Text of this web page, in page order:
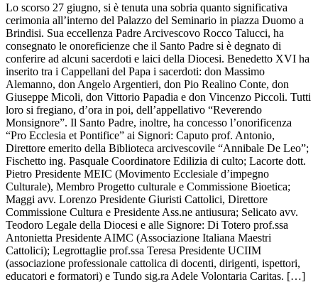
Lo scorso 27 giugno, si è tenuta una sobria quanto significativa
cerimonia all’interno del Palazzo del Seminario in piazza Duomo a
Brindisi. Sua eccellenza Padre Arcivescovo Rocco Talucci, ha
consegnato le onoreficienze che il Santo Padre si è degnato di
conferire ad alcuni sacerdoti e laici della Diocesi. Benedetto XVI ha
inserito tra i Cappellani del Papa i sacerdoti: don Massimo
Alemanno, don Angelo Argentieri, don Pio Realino Conte, don
Giuseppe Micoli, don Vittorio Papadia e don Vincenzo Piccoli. Tutti
loro si fregiano, d’ora in poi, dell’appellativo “Reverendo
Monsignore”. Il Santo Padre, inoltre, ha concesso l’onorificenza
“Pro Ecclesia et Pontifice” ai Signori: Caputo prof. Antonio,
Direttore emerito della Biblioteca arcivescovile “Annibale De Leo”;
Fischetto ing. Pasquale Coordinatore Edilizia di culto; Lacorte dott.
Pietro Presidente MEIC (Movimento Ecclesiale d’impegno
Culturale), Membro Progetto culturale e Commissione Bioetica;
Maggi avv. Lorenzo Presidente Giuristi Cattolici, Direttore
Commissione Cultura e Presidente Ass.ne antiusura; Selicato avv.
Teodoro Legale della Diocesi e alle Signore: Di Totero prof.ssa
Antonietta Presidente AIMC (Associazione Italiana Maestri
Cattolici); Legrottaglie prof.ssa Teresa Presidente UCIIM
(associazione professionale cattolica di docenti, dirigenti, ispettori,
educatori e formatori) e Tundo sig.ra Adele Volontaria Caritas. […]